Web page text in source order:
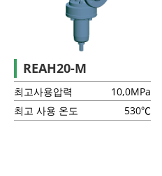
REAH20-M
최고사용압력
10,0MPa
최고 사용 온도
530℃